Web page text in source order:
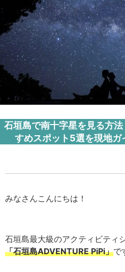
石垣島で南十字星を見る方
すめスポット5選を現地ガ
みなさんこんにちは！
石垣島最大級のアクティビティ
「石垣島ADVENTURE PiPi」で